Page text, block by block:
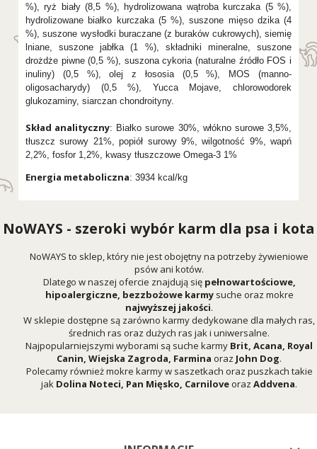
%), ryż biały (8,5 %), hydrolizowana wątroba kurczaka (5 %),
hydrolizowane białko kurczaka (5 %), suszone mięso dzika (4
%), suszone wysłodki buraczane (z buraków cukrowych), siemię
lniane, suszone jabłka (1 %), składniki mineralne, suszone
drożdże piwne (0,5 %), suszona cykoria (naturalne źródło FOS i
inuliny) (0,5 %), olej z łososia (0,5 %), MOS (manno-
oligosacharydy) (0,5 %), Yucca Mojave, chlorowodorek
glukozaminy, siarczan chondroityny.
Skład analityczny: Białko surowe 30%, włókno surowe 3,5%,
tłuszcz surowy 21%, popiół surowy 9%, wilgotność 9%, wapń
2,2%, fosfor 1,2%, kwasy tłuszczowe Omega-3 1%
Energia metaboliczna: 3934 kcal/kg
NoWAYS - szeroki wybór karm dla psa i kota
NoWAYS to sklep, który nie jest obojętny na potrzeby żywieniowe
psów ani kotów.
Dlatego w naszej ofercie znajdują się pełnowartościowe,
hipoalergiczne, bezzbożowe karmy suche oraz mokre
najwyższej jakości.
W sklepie dostępne są zarówno karmy dedykowane dla małych ras,
średnich ras oraz dużych ras jak i uniwersalne.
Najpopularniejszymi wyborami są suche karmy Brit Acana Royal
Canin Wiejska Zagroda Farmina oraz John Dog.
Polecamy również mokre karmy w saszetkach oraz puszkach takie
jak Dolina Noteci Pan Mięsko Carniloveoraz Addvena.